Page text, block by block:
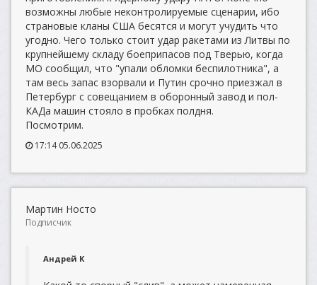
возможны любые неконтролируемые сценарии, ибо
страновые кланы США бесятся и могут учудить что
угодно. Чего только стоит удар ракетами из Литвы по
крупнейшему складу боеприпасов под Тверью, когда
МО сообщил, что "упали обломки беспилотника", а
там весь запас взорвали и Путин срочно приезжал в
Петербург с совещанием в оборонный завод и пол-
КАДа машин стояло в пробках полдня.
Посмотрим.
17:14 05.06.2025
Мартин Носто
Подписчик
Андрей К